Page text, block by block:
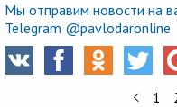
Мы отправим новости на
Telegram @pavlodaronline
1